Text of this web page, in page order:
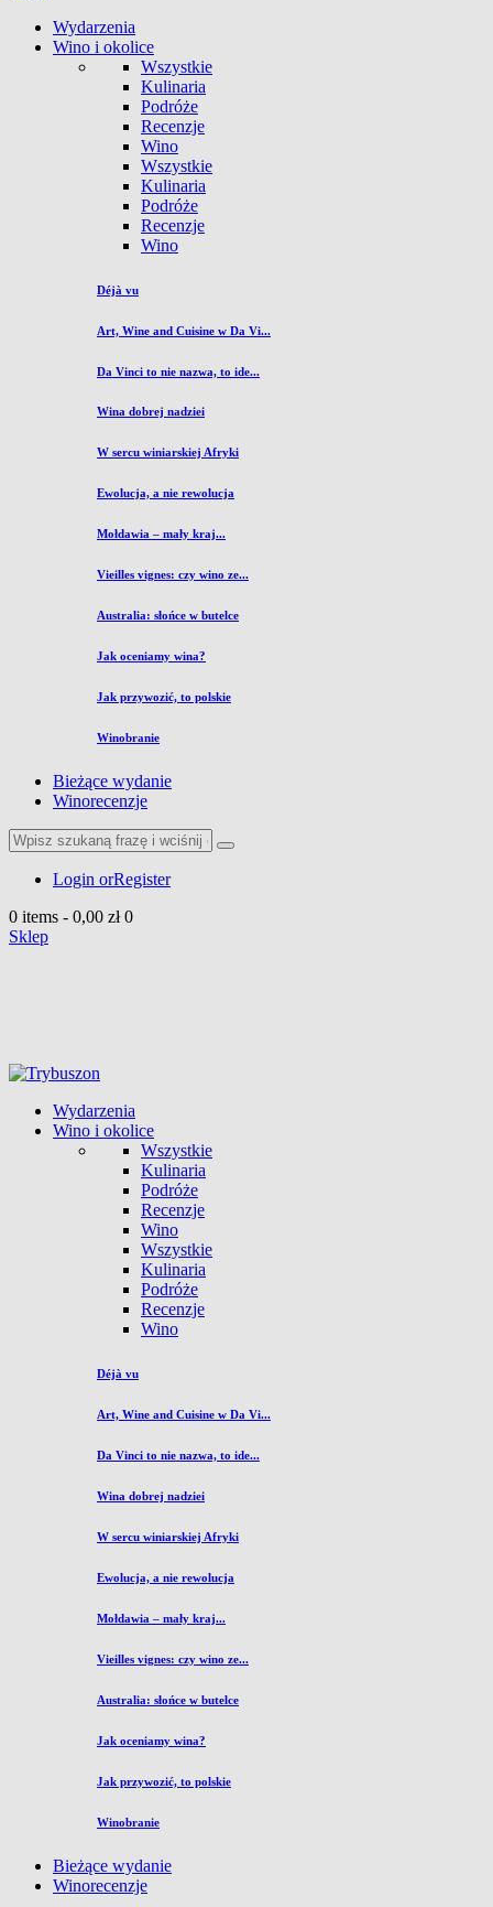
Wydarzenia
Wino i okolice
Wszystkie
Kulinaria
Podróże
Recenzje
Wino
Wszystkie
Kulinaria
Podróże
Recenzje
Wino
Déjà vu
Art, Wine and Cuisine w Da Vi...
Da Vinci to nie nazwa, to ide...
Wina dobrej nadziei
W sercu winiarskiej Afryki
Ewolucja, a nie rewolucja
Mołdawia – mały kraj...
Vieilles vignes: czy wino ze...
Australia: słońce w butelce
Jak oceniamy wina?
Jak przywozić, to polskie
Winobranie
Bieżące wydanie
Winorecenzje
Login orRegister
0 items - 0,00 zł 0
Sklep
Wydarzenia
Wino i okolice
Wszystkie
Kulinaria
Podróże
Recenzje
Wino
Wszystkie
Kulinaria
Podróże
Recenzje
Wino
Déjà vu
Art, Wine and Cuisine w Da Vi...
Da Vinci to nie nazwa, to ide...
Wina dobrej nadziei
W sercu winiarskiej Afryki
Ewolucja, a nie rewolucja
Mołdawia – mały kraj...
Vieilles vignes: czy wino ze...
Australia: słońce w butelce
Jak oceniamy wina?
Jak przywozić, to polskie
Winobranie
Bieżące wydanie
Winorecenzje